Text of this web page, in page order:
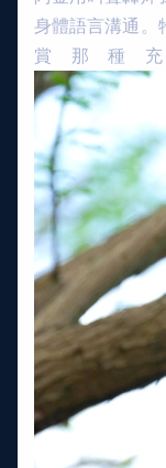
身體語言溝通。
賞那種